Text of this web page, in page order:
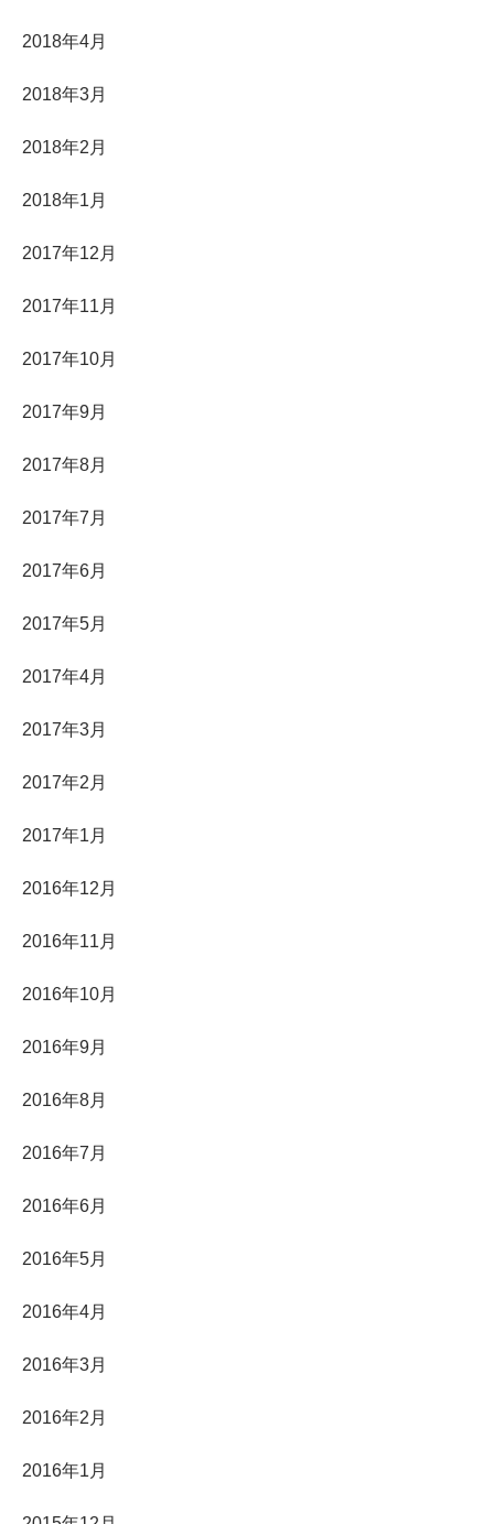
2018年4月
2018年3月
2018年2月
2018年1月
2017年12月
2017年11月
2017年10月
2017年9月
2017年8月
2017年7月
2017年6月
2017年5月
2017年4月
2017年3月
2017年2月
2017年1月
2016年12月
2016年11月
2016年10月
2016年9月
2016年8月
2016年7月
2016年6月
2016年5月
2016年4月
2016年3月
2016年2月
2016年1月